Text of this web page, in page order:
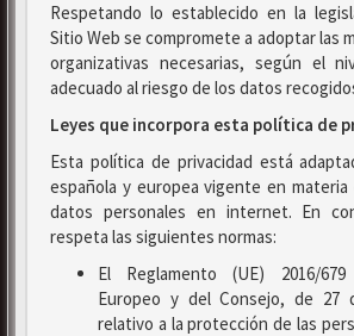
Respetando lo establecido en la
Sitio Web se compromete a adoptar las
organizativas necesarias, según el
adecuado al riesgo de los datos
Leyes que incorpora esta política de
Esta política de privacidad está
española y europea vigente en
datos personales en internet. En
respeta las siguientes normas:
El Reglamento (UE) 2016/
Europeo y del Consejo, de 27
relativo a la protección de las